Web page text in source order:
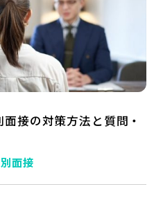
接の対策方法と質問・
面接